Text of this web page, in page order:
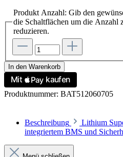
Produkt Anzahl: Gib den
die Schaltflächen um die Anzahl
reduzieren.
In den Warenkorb
Produktnummer: BAT512060705
Beschreibung
Lithium
integriertem BMS und